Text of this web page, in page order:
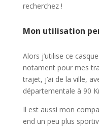
recherchez !
Mon utilisation
Alors j’utilise ce
notament pour mes
trajet, j’ai de la ville,
départementale à 90
Il est aussi mon
end un peu plus